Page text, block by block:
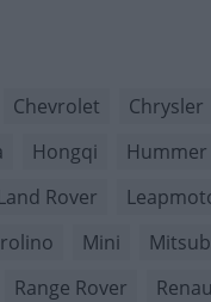
Chevrolet Chrysler
Hongqi
Hummer
Land Rover
Mini
Range Rover